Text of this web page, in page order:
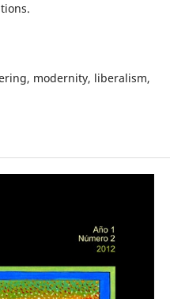
modernity, liberalism,